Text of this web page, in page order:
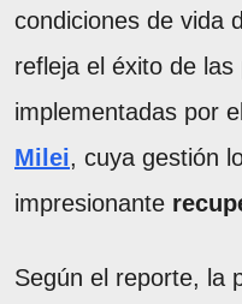
condiciones de vida
refleja el éxito de
implementadas por
Milei, cuya gestión
impresionante
Según el reporte, la